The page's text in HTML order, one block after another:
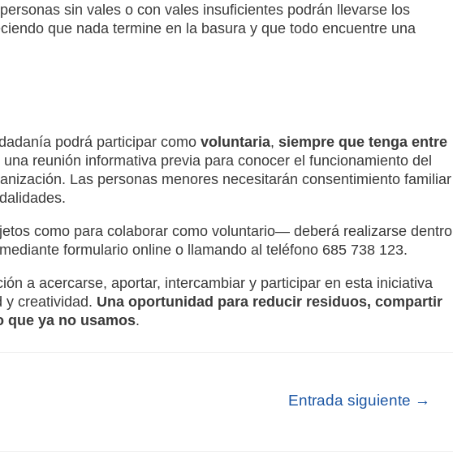
sin vales o con vales insuficientes podrán llevarse los
que nada termine en la basura y que todo encuentre una
podrá participar como voluntaria, siempre que tenga entre
reunión informativa previa para conocer el funcionamiento del
Las personas menores necesitarán consentimiento familiar
como para colaborar como voluntario— deberá realizarse dentro
formulario online o llamando al teléfono 685 738 123.
a acercarse, aportar, intercambiar y participar en esta iniciativa
y creatividad. Una oportunidad para reducir residuos, compartir
que ya no usamos.
Entrada siguiente →